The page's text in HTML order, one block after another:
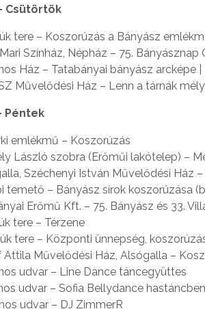
Csütörtök
tere – Koszorúzás a Bányász
Színház, Népház – 75.
Ház – Tatabányai bányász arcképe
Művelődési Ház – Lenn a tárnák
Péntek
emlékmű – Koszorúzás
László szobra (Erőműi lakótelep) –
Széchenyi István Művelődési Ház
temető – Bányász sírok koszorúzása
Erőmű Kft. – 75. Bányász és 33.
tere – Térzene
tere – Központi ünnepség,
Attila Művelődési Ház, Alsógalla –
udvar – Line Dance táncegyüttes
udvar – Sofia Bellydance
udvar – DJ ZimmerR